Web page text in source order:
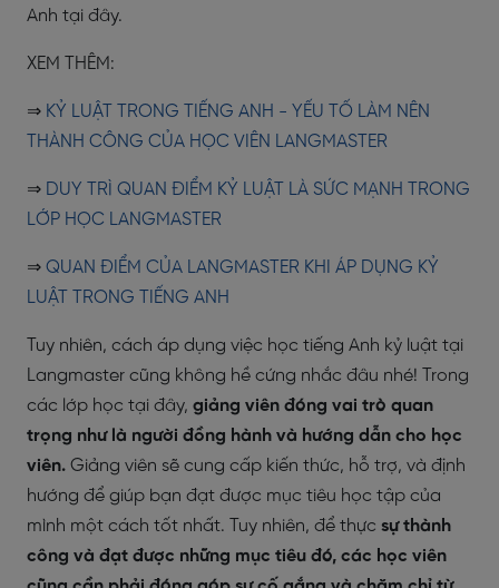
Anh tại đây.
XEM THÊM:
⇒ KỶ LUẬT TRONG TIẾNG ANH - YẾU TỐ LÀM NÊN
THÀNH CÔNG CỦA HỌC VIÊN LANGMASTER
⇒ DUY TRÌ QUAN ĐIỂM KỶ LUẬT LÀ SỨC MẠNH TRONG
LỚP HỌC LANGMASTER
⇒ QUAN ĐIỂM CỦA LANGMASTER KHI ÁP DỤNG KỶ
LUẬT TRONG TIẾNG ANH
Tuy nhiên, cách áp dụng việc học tiếng Anh kỷ luật tại
Langmaster cũng không hề cứng nhắc đâu nhé! Trong
các lớp học tại đây, giảng viên đóng vai trò quan
trọng như là người đồng hành và hướng dẫn cho học
viên. Giảng viên sẽ cung cấp kiến thức, hỗ trợ, và định
hướng để giúp bạn đạt được mục tiêu học tập của
mình một cách tốt nhất. Tuy nhiên, để thực sự thành
công và đạt được những mục tiêu đó, các học viên